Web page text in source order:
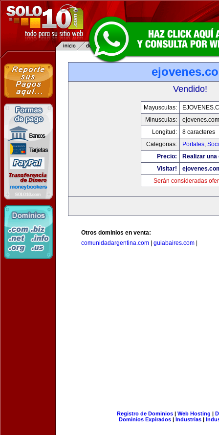
Vendido!
Mayusculas:
Minusculas:
ejovenes.com
Longitud:
8 caracteres
Categorias:
Portales,
Precio:
Realizar
Visitar!
Serán consideradas
Otros dominios en venta:
comunidadargentina.com
guiabaires.com
Registro de Dominios| Web Hosting |
Dominios Expirados | Industrias |